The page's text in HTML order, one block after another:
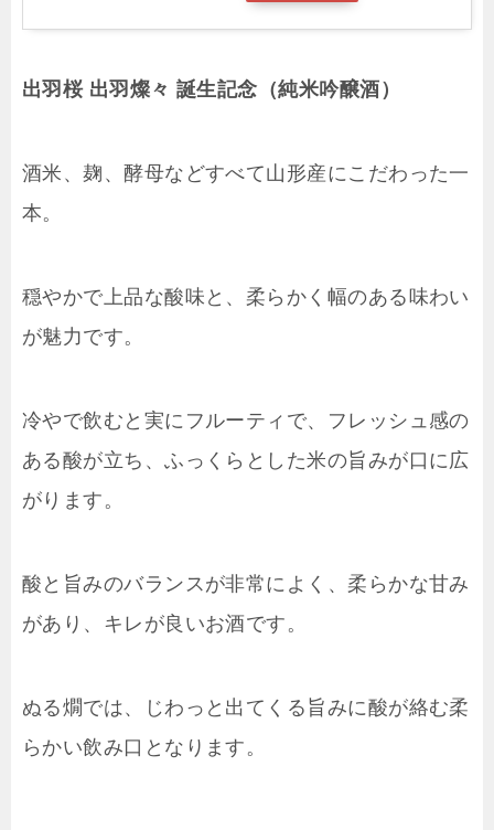
出羽桜 出羽燦々 誕生記念（純米吟醸酒）
酒米、麹、酵母などすべて山形産にこだわった一
本。
穏やかで上品な酸味と、柔らかく幅のある味わい
が魅力です。
冷やで飲むと実にフルーティで、フレッシュ感の
ある酸が立ち、ふっくらとした米の旨みが口に広
がります。
酸と旨みのバランスが非常によく、柔らかな甘み
があり、キレが良いお酒です。
ぬる燗では、じわっと出てくる旨みに酸が絡む柔
らかい飲み口となります。